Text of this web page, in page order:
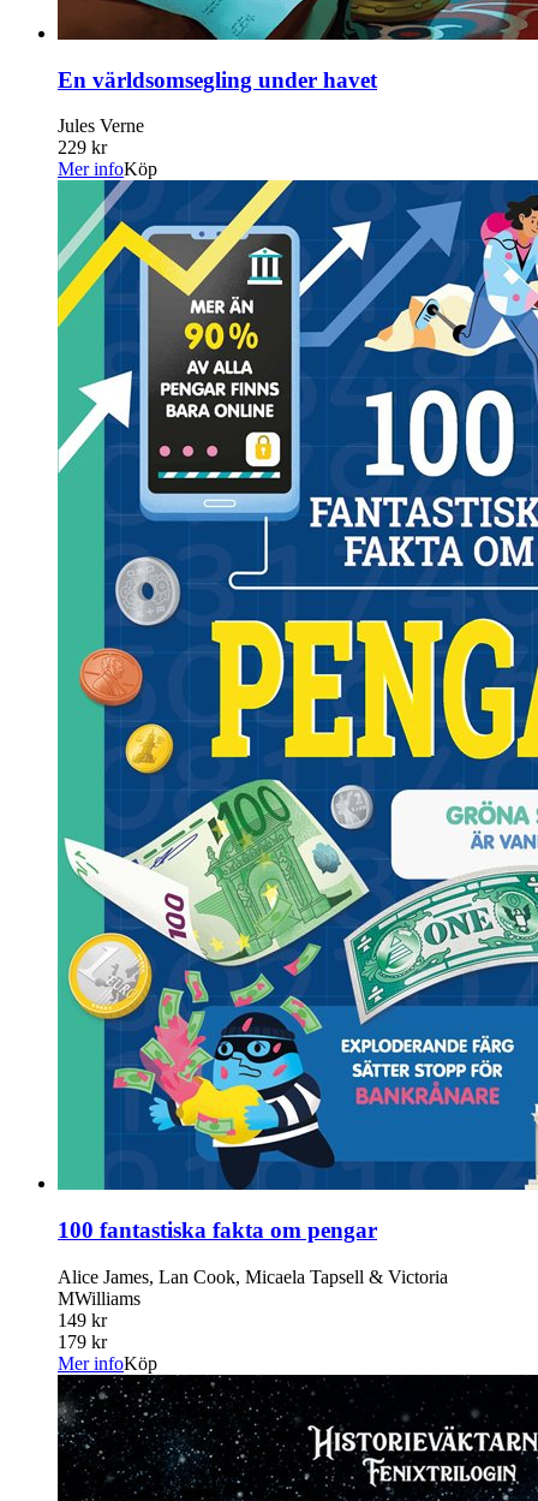
En världsomsegling under havet
Jules Verne
229 kr
Mer infoKöp
100 fantastiska fakta om pengar
Alice James, Lan Cook, Micaela Tapsell & Victoria
MWilliams
149 kr
179 kr
Mer infoKöp